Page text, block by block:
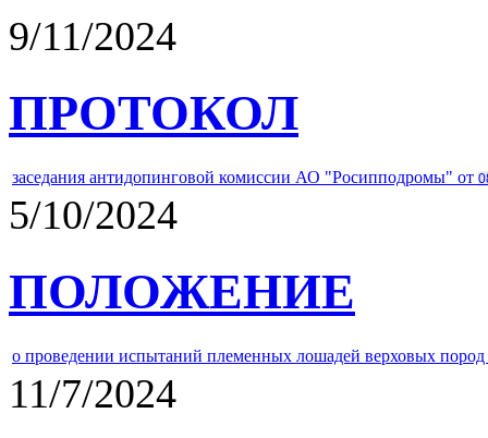
9/11/2024
ПРОТОКОЛ
заседания антидопинговой комиссии АО "Росипподромы" от
5/10/2024
ПОЛОЖЕНИЕ
о проведении испытаний племенных лошадей верховых
11/7/2024